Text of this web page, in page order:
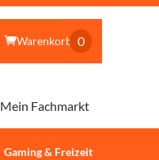
Warenkorb 0
Gaming & Freizeit
Mein Fachmarkt